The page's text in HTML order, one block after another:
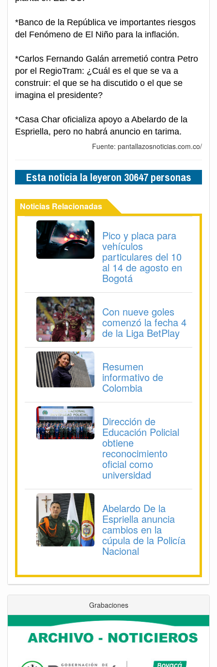
*Banco de la República ve importantes riesgos
del Fenómeno de El Niño para la inflación.
*Carlos Fernando Galán arremetió contra Petro
por el RegioTram: ¿Cuál es el que se va a
construir: el que se ha discutido o el que se
imagina el presidente?
*Casa Char oficializa apoyo a Abelardo de la
Espriella, pero no habrá anuncio en tarima.
Fuente: pantallazosnoticias.com.co/
Esta noticia la leyeron 30647 personas
Noticias Relacionadas
Pico y placa para
vehículos
particulares del 10
al 14 de agosto en
Bogotá
Con nueve goles
comenzó la fecha 4
de la Liga BetPlay
Resumen
informativo de
Colombia
Dirección de
Educación Policial
obtiene
reconocimiento
oficial como
universidad
Abelardo De la
Espriella anuncia
cambios en la
cúpula de la Policía
Nacional
Grabaciones